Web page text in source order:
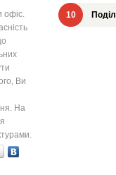
офіс.
Ви
На
10